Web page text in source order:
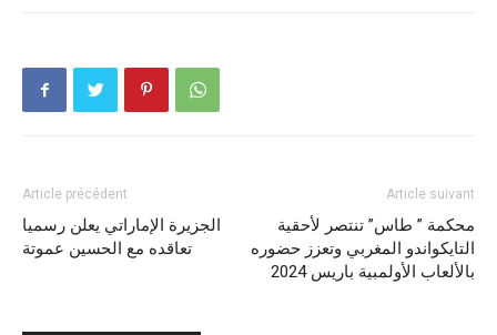
Article précédent
الجزيرة الإماراتي يعلن رسميا
تعاقده مع الحسين عموتة
Article suivant
محكمة ” طاس” تنتصر لأحقية
التايكواندو المغربي وتعزز حضوره
بالألعاب الأولمبية باريس 2024